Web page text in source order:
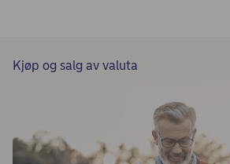
Kjøp og salg av valuta